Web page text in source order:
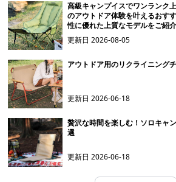
高級キャンプイスでワンランク
のアウトドア体験を叶えるおす
性に優れた上質なモデルをご紹介
更新日2026-08-05
アウトドア用のリクライニング
更新日2026-06-18
贅沢な時間を楽しむ！ソロキャ
選
更新日2026-06-18